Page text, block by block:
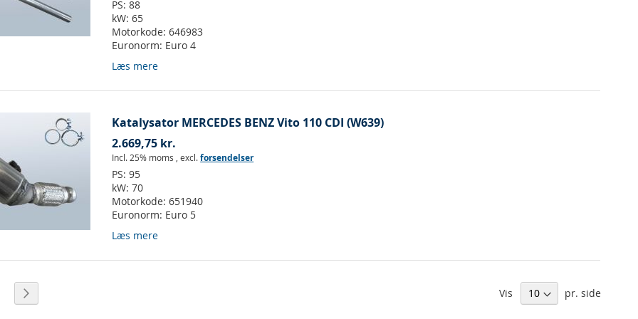
PS:88
kW:65
Motorkode:646983
Euronorm: Euro 4
Læs mere
Katalysator MERCEDES BENZ Vito 110 CDI (W639)
2.669,75 kr.
Incl. 25% moms ,excl.forsendelser
PS:95
kW:70
Motorkode:651940
Euronorm: Euro 5
Læs mere
side Vis pr. side